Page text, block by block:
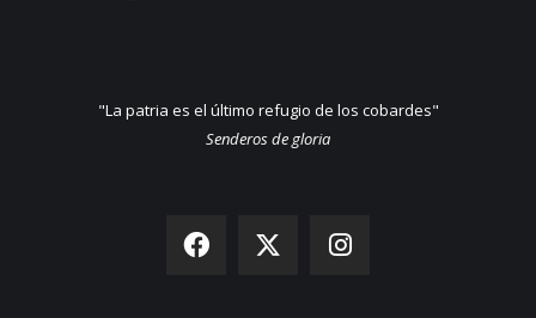
"La patria es el último refugio de los cobardes"
Senderos de gloria